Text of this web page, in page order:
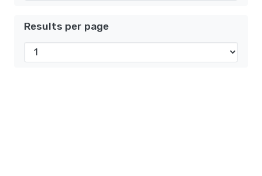
Results per page